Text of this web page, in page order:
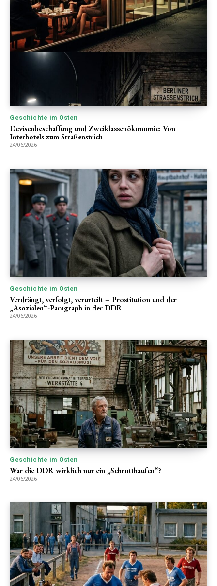
Geschichte im Osten
Devisenbeschaffung und Zweiklassenökonomie: Von
Interhotels zum Straßenstrich
24/06/2026
Geschichte im Osten
Verdrängt, verfolgt, verurteilt – Prostitution und der
„Asozialen“-Paragraph in der DDR
24/06/2026
Geschichte im Osten
War die DDR wirklich nur ein „Schrotthaufen“?
24/06/2026